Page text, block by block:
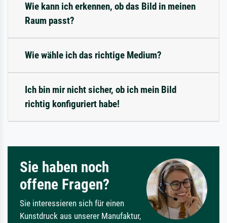
Wie kann ich erkennen, ob das Bild in meinen
Raum passt?
Wie wähle ich das richtige Medium?
Ich bin mir nicht sicher, ob ich mein Bild
richtig konfiguriert habe!
Sie haben noch
offene Fragen?
Sie interessieren sich für einen
Kunstdruck aus unserer Manufaktur,